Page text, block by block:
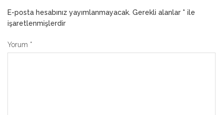
E-posta hesabınız yayımlanmayacak. Gerekli alanlar * ile
işaretlenmişlerdir
Yorum *